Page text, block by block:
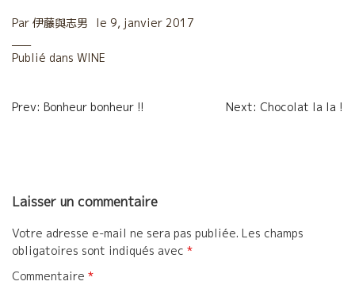
c
o
i
e
a
r
Par 伊藤與志男 le 9, janvier 2017
Publié dans WINE
Navigation
Prev: Bonheur bonheur !! Next: Chocolat la la !
Laisser un commentaire
Votre adresse e-mail ne sera pas publiée. Les champs
obligatoires sont indiqués avec *
Commentaire *